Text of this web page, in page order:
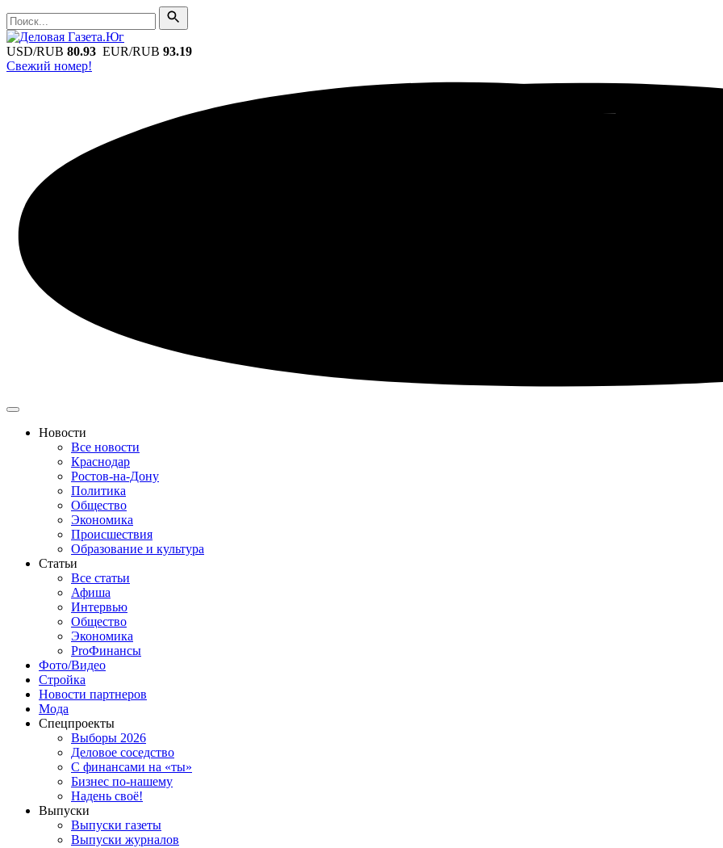
Поиск
Поиск
USD/RUB 80.93 EUR/RUB 93.19
Свежий номер!
Новости
Все новости
Краснодар
Ростов-на-Дону
Политика
Общество
Экономика
Происшествия
Образование и культура
Статьи
Все статьи
Афиша
Интервью
Общество
Экономика
ProФинансы
Фото/Видео
Стройка
Новости партнеров
Мода
Спецпроекты
Выборы 2026
Деловое соседство
С финансами на «ты»
Бизнес по-нашему
Надень своё!
Выпуски
Выпуски газеты
Выпуски журналов